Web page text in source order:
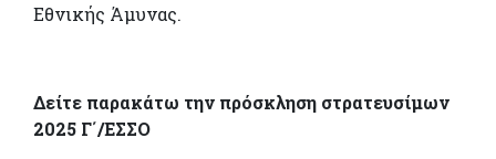
Εθνικής Άμυνας.
Δείτε παρακάτω την πρόσκληση στρατευσίμων
2025 Γ΄/ΕΣΣΟ